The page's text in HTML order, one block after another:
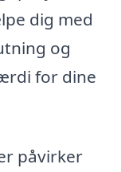
dig med
og
for dine
påvirker